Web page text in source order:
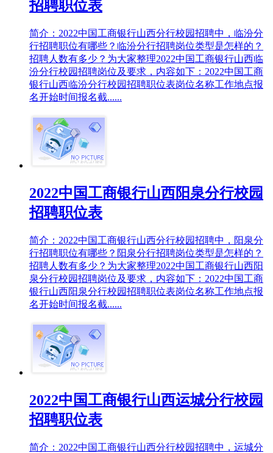
招聘职位表
简介：2022中国工商银行山西分行校园招聘中，临汾分
行招聘职位有哪些？临汾分行招聘岗位类型是怎样的？
招聘人数有多少？为大家整理2022中国工商银行山西临
汾分行校园招聘岗位及要求，内容如下：2022中国工商
银行山西临汾分行校园招聘职位表岗位名称工作地点报
名开始时间报名截......
2022中国工商银行山西阳泉分行校园
招聘职位表
简介：2022中国工商银行山西分行校园招聘中，阳泉分
行招聘职位有哪些？阳泉分行招聘岗位类型是怎样的？
招聘人数有多少？为大家整理2022中国工商银行山西阳
泉分行校园招聘岗位及要求，内容如下：2022中国工商
银行山西阳泉分行校园招聘职位表岗位名称工作地点报
名开始时间报名截......
2022中国工商银行山西运城分行校园
招聘职位表
简介：2022中国工商银行山西分行校园招聘中，运城分